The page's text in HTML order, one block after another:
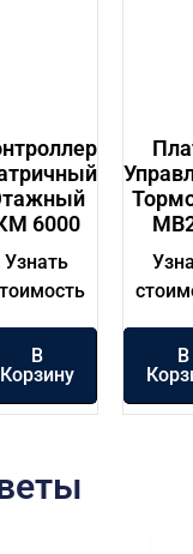
6000
Узнать
В
Корзину
В